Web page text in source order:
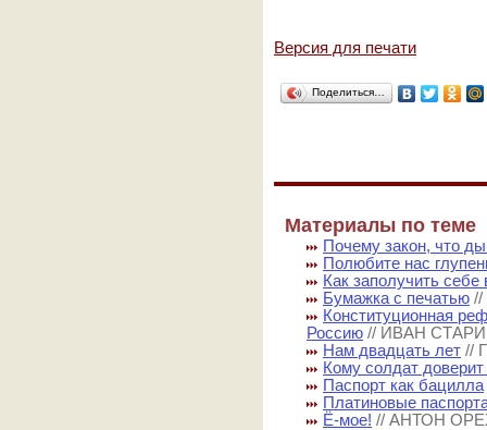
Версия для печати
Поделиться…
Материалы по теме
Почему закон, что
Полюбите нас
Как заполучить себе
Бумажка с печатью
Конституционная
Россию // ИВАН
Нам двадцать лет //
Кому солдат доверит
Паспорт как бацилла
Платиновые
Ё-мое! // АНТОН